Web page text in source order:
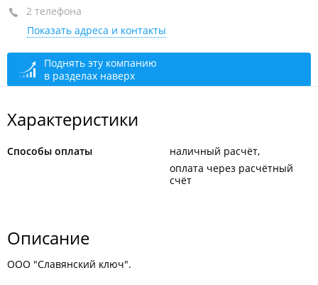
+7 (423) 280-44-19
+7 (423) 268-82-72
открыто: 08:00–22:00
2 телефона
Показать адреса и контакты
Поднять эту компанию
в разделах наверх
Характеристики
Способы оплаты
наличный расчёт
оплата через расчётный
счёт
Описание
ООО "Славянский ключ".